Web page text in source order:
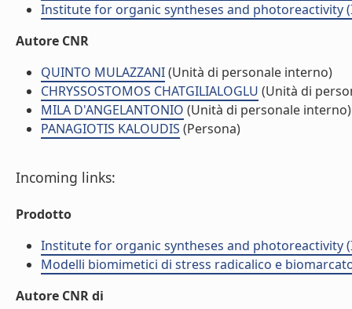
Institute for organic syntheses and photoreactivity
Autore CNR
QUINTO MULAZZANI(Unità di personale interno)
CHRYSSOSTOMOS CHATGILIALOGLU (Unità di
MILA D'ANGELANTONIO (Unità di personale interno)
PANAGIOTIS KALOUDIS (Persona)
Incoming links:
Prodotto
Institute for organic syntheses and photoreactivity
Modelli biomimetici di stress radicalico e
Autore CNR di